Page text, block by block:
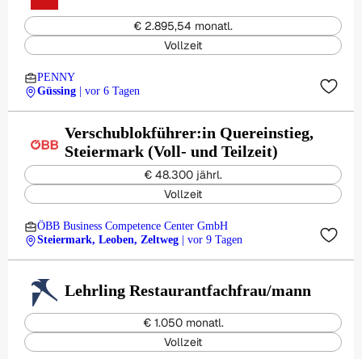
€ 2.895,54 monatl.
Vollzeit
PENNY
Güssing
| vor 6 Tagen
Verschublokführer:in Quereinstieg,
Steiermark (Voll- und Teilzeit)
€ 48.300 jährl.
Vollzeit
ÖBB Business Competence Center GmbH
Steiermark, Leoben, Zeltweg
| vor 9 Tagen
Lehrling Restaurantfachfrau/mann
€ 1.050 monatl.
Vollzeit